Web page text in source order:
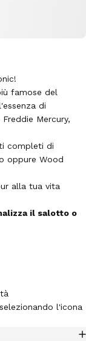
famose del
di
Mercury,
completi di
oppure Wood
alla tua vita
il salotto o
l'icona